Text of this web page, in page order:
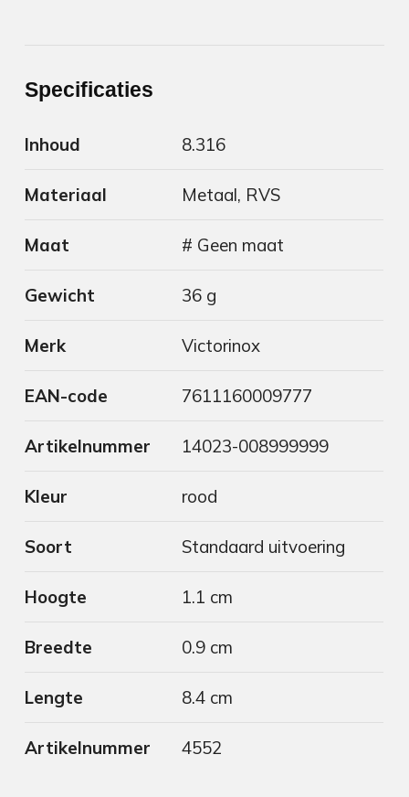
Specificaties
Inhoud 8.316
Materiaal Metaal, RVS
Maat # Geen maat
Gewicht 36 g
Merk Victorinox
EAN-code 7611160009777
Artikelnummer 14023-008999999
Kleur rood
Soort Standaard uitvoering
Hoogte 1.1 cm
Breedte 0.9 cm
Lengte 8.4 cm
Artikelnummer 4552